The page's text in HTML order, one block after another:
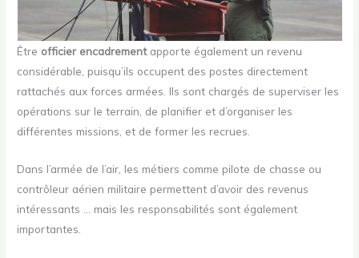
Être officier encadrementapporte également un revenu
considérable, puisqu’ils occupent des postes directement
rattachés aux forces armées. Ils sont chargés de superviser les
opérations sur le terrain, de planifier et d’organiser les
différentes missions, et de former les recrues.
Dans l’armée de l’air, les métiers comme pilote de chasse ou
contrôleur aérien militaire permettent d’avoir des revenus
intéressants … mais les responsabilités sont également
importantes.